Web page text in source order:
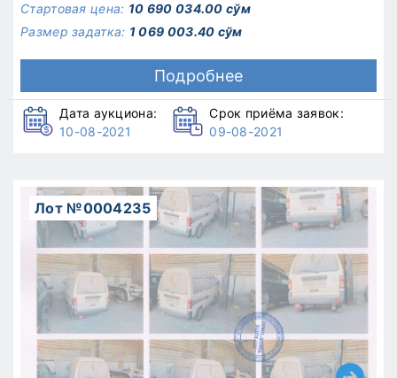
Стартовая цена: 10 690 034.00 сўм
Размер задатка: 1 069 003.40 сўм
Подробнее
Дата аукциона:
10-08-2021
Срок приёма заявок:
09-08-2021
Лот №0004235